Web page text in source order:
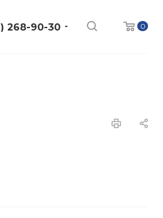
0
268-90-30